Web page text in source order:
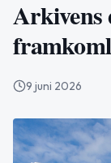
Arkivens
9 juni 2026